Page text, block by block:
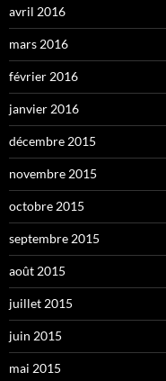
avril 2016
mars 2016
février 2016
janvier 2016
décembre 2015
novembre 2015
octobre 2015
septembre 2015
août 2015
juillet 2015
juin 2015
mai 2015